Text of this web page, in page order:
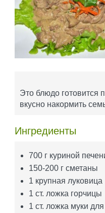
Это блюдо готовится
вкусно накормить
Ингредиенты
700 г куриной
150-200 г сметаны
1 крупная луковица
1 ст. ложка горчицы
1 ст. ложка муки